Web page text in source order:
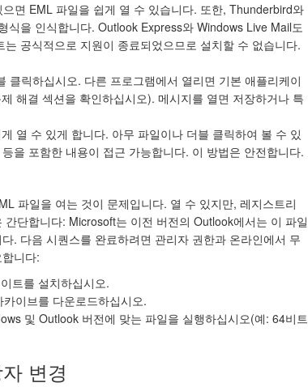
면 EML 파일을 쉽게 열 수 있습니다. 또한, Thunderbird와
식을 인식합니다. Outlook Express와 Windows Live Mail도
공식적으로 지원이 종료되었으므로 설치할 수 없습니다.
클릭하십시오. 다른 프로그램에서 열리면 기본 애플리케이
해결 섹션을 확인하십시오). 메시지를 열면 저장하거나 특
열 수 있게 합니다. 아무 파일이나 더블 클릭하여 볼 수 있
을 포함한 내용이 접근 가능합니다. 이 방법은 안전합니다.
파일을 여는 것이 문제입니다. 열 수 있지만, 레지스트리
단합니다: Microsoft는 이전 버전의 Outlook에서는 이 파일
. 다음 시퀀스를 완료하려면 관리자 권한과 온라인에서 무
니다:
트를 설치하십시오.
이브를 다운로드하십시오.
및 Outlook 버전에 맞는 파일을 실행하십시오(예: 64비트
변경